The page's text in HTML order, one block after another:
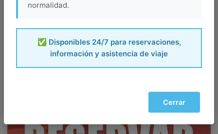
normalidad.
✅ Disponibles 24/7 para reservaciones,
información y asistencia de viaje
Cerrar